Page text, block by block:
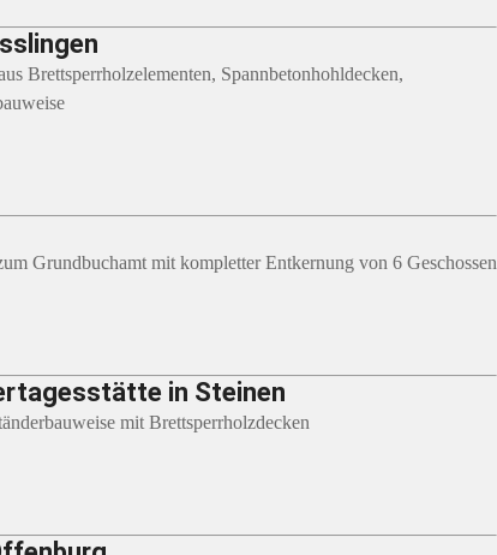
Brettsperrholzelementen, Spannbetonhohldecken,
Grundbuchamt mit kompletter Entkernung von 6 Geschossen
in Steinen
mit Brettsperrholzdecken